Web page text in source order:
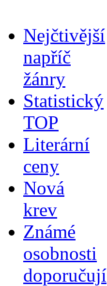
Nejčtivější
napříč
žánry
Statistický
TOP
Literární
ceny
Nová
krev
Známé
osobnosti
doporučují